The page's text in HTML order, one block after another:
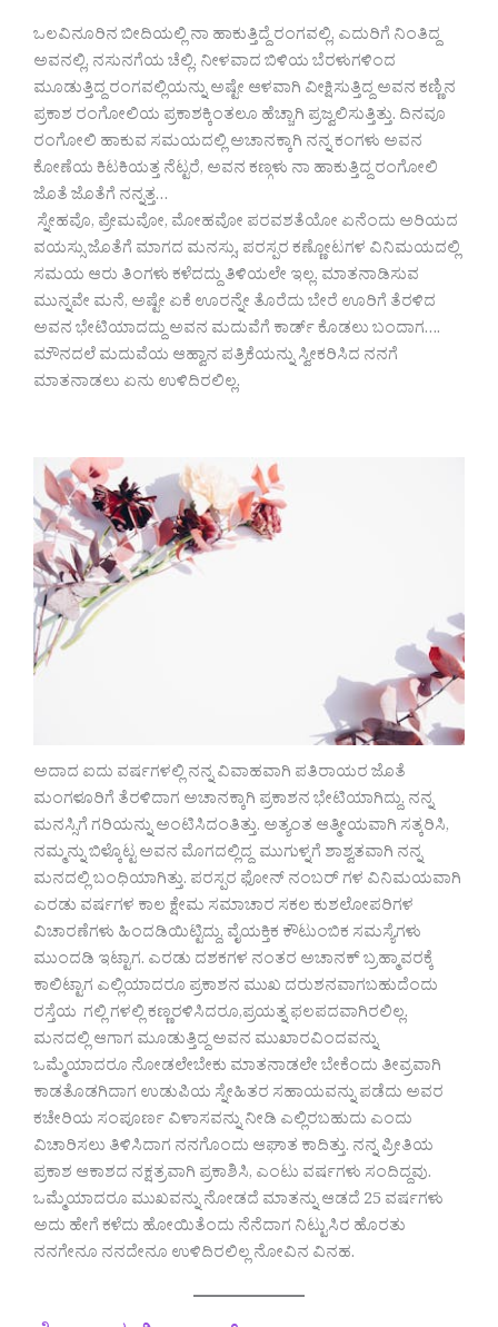
ಒಲವಿನೂರಿನ ಬೀದಿಯಲ್ಲಿ ನಾ ಹಾಕುತ್ತಿದ್ದೆ ರಂಗವಲ್ಲಿ, ಎದುರಿಗೆ ನಿಂತಿದ್ದ
ಅವನಲ್ಲಿ, ನಸುನಗೆಯ ಚೆಲ್ಲಿ. ನೀಳವಾದ ಬಿಳಿಯ ಬೆರಳುಗಳಿಂದ
ಮೂಡುತ್ತಿದ್ದ ರಂಗವಲ್ಲಿಯನ್ನು ಅಷ್ಟೇ ಆಳವಾಗಿ ವೀಕ್ಷಿಸುತ್ತಿದ್ದ ಅವನ ಕಣ್ಣಿನ
ಪ್ರಕಾಶ ರಂಗೋಲಿಯ ಪ್ರಕಾಶಕ್ಕಿಂತಲೂ ಹೆಚ್ಚಾಗಿ ಪ್ರಜ್ವಲಿಸುತ್ತಿತ್ತು. ದಿನವೂ
ರಂಗೋಲಿ ಹಾಕುವ ಸಮಯದಲ್ಲಿ ಅಚಾನಕ್ಕಾಗಿ ನನ್ನ ಕಂಗಳು ಅವನ
ಕೋಣೆಯ ಕಿಟಕಿಯತ್ತ ನೆಟ್ಟರೆ, ಅವನ ಕಣ್ಗಳು ನಾ ಹಾಕುತ್ತಿದ್ದ ರಂಗೋಲಿ
ಜೊತೆ ಜೊತೆಗೆ ನನ್ನತ್ತ…
ಸ್ನೇಹವೊ, ಪ್ರೇಮವೋ, ಮೋಹವೋ ಪರವಶತೆಯೋ ಏನೆಂದು ಅರಿಯದ
ವಯಸ್ಸು ಜೊತೆಗೆ ಮಾಗದ ಮನಸ್ಸು, ಪರಸ್ಪರ ಕಣ್ಣೋಟಗಳ ವಿನಿಮಯದಲ್ಲಿ
ಸಮಯ ಆರು ತಿಂಗಳು ಕಳೆದದ್ದು ತಿಳಿಯಲೇ ಇಲ್ಲ. ಮಾತನಾಡಿಸುವ
ಮುನ್ನವೇ ಮನೆ, ಅಷ್ಟೇ ಏಕೆ ಊರನ್ನೇ ತೊರೆದು ಬೇರೆ ಊರಿಗೆ ತೆರಳಿದ
ಅವನ ಭೇಟಿಯಾದದ್ದು ಅವನ ಮದುವೆಗೆ ಕಾರ್ಡ್ ಕೊಡಲು ಬಂದಾಗ….
ಮೌನದಲೆ ಮದುವೆಯ ಆಹ್ವಾನ ಪತ್ರಿಕೆಯನ್ನು ಸ್ವೀಕರಿಸಿದ ನನಗೆ
ಮಾತನಾಡಲು ಏನು ಉಳಿದಿರಲಿಲ್ಲ.
ಅದಾದ ಐದು ವರ್ಷಗಳಲ್ಲಿ ನನ್ನ ವಿವಾಹವಾಗಿ ಪತಿರಾಯರ ಜೊತೆ
ಮಂಗಳೂರಿಗೆ ತೆರಳಿದಾಗ ಅಚಾನಕ್ಕಾಗಿ ಪ್ರಕಾಶನ ಭೇಟಿಯಾಗಿದ್ದು, ನನ್ನ
ಮನಸ್ಸಿಗೆ ಗರಿಯನ್ನು ಅಂಟಿಸಿದಂತಿತ್ತು. ಅತ್ಯಂತ ಆತ್ಮೀಯವಾಗಿ ಸತ್ಕರಿಸಿ,
ನಮ್ಮನ್ನು ಬಿಳ್ಕೊಟ್ಟ ಅವನ ಮೊಗದಲ್ಲಿದ್ದ ಮುಗುಳ್ನಗೆ ಶಾಶ್ವತವಾಗಿ ನನ್ನ
ಮನದಲ್ಲಿ ಬಂಧಿಯಾಗಿತ್ತು. ಪರಸ್ಪರ ಫೋನ್ ನಂಬರ್ ಗಳ ವಿನಿಮಯವಾಗಿ
ಎರಡು ವರ್ಷಗಳ ಕಾಲ ಕ್ಷೇಮ ಸಮಾಚಾರ ಸಕಲ ಕುಶಲೋಪರಿಗಳ
ವಿಚಾರಣೆಗಳು ಹಿಂದಡಿಯಿಟ್ಟಿದ್ದು, ವೈಯಕ್ತಿಕ ಕೌಟುಂಬಿಕ ಸಮಸ್ಯೆಗಳು
ಮುಂದಡಿ ಇಟ್ಟಾಗ. ಎರಡು ದಶಕಗಳ ನಂತರ ಅಚಾನಕ್ ಬ್ರಹ್ಮಾವರಕ್ಕೆ
ಕಾಲಿಟ್ಟಾಗ ಎಲ್ಲಿಯಾದರೂ ಪ್ರಕಾಶನ ಮುಖ ದರುಶನವಾಗಬಹುದೆಂದು
ರಸ್ತೆಯ ಗಲ್ಲಿ ಗಳಲ್ಲಿ ಕಣ್ಣರಳಿಸಿದರೂ,ಪ್ರಯತ್ನ ಫಲಪದವಾಗಿರಲಿಲ್ಲ.
ಮನದಲ್ಲಿ ಆಗಾಗ ಮೂಡುತ್ತಿದ್ದ ಅವನ ಮುಖಾರವಿಂದವನ್ನು
ಒಮ್ಮೆಯಾದರೂ ನೋಡಲೇಬೇಕು ಮಾತನಾಡಲೇ ಬೇಕೆಂದು ತೀವ್ರವಾಗಿ
ಕಾಡತೊಡಗಿದಾಗ ಉಡುಪಿಯ ಸ್ನೇಹಿತರ ಸಹಾಯವನ್ನು ಪಡೆದು ಅವರ
ಕಚೇರಿಯ ಸಂಪೂರ್ಣ ವಿಳಾಸವನ್ನು ನೀಡಿ ಎಲ್ಲಿರಬಹುದು ಎಂದು
ವಿಚಾರಿಸಲು ತಿಳಿಸಿದಾಗ ನನಗೊಂದು ಆಘಾತ ಕಾದಿತ್ತು. ನನ್ನ ಪ್ರೀತಿಯ
ಪ್ರಕಾಶ ಆಕಾಶದ ನಕ್ಷತ್ರವಾಗಿ ಪ್ರಕಾಶಿಸಿ, ಎಂಟು ವರ್ಷಗಳು ಸಂದಿದ್ದವು.
ಒಮ್ಮೆಯಾದರೂ ಮುಖವನ್ನು ನೋಡದೆ ಮಾತನ್ನು ಆಡದೆ 25 ವರ್ಷಗಳು
ಅದು ಹೇಗೆ ಕಳೆದು ಹೋಯಿತೆಂದು ನೆನೆದಾಗ ನಿಟ್ಟುಸಿರ ಹೊರತು
ನನಗೇನೂ ನನದೇನೂ ಉಳಿದಿರಲಿಲ್ಲ ನೋವಿನ ವಿನಹ.